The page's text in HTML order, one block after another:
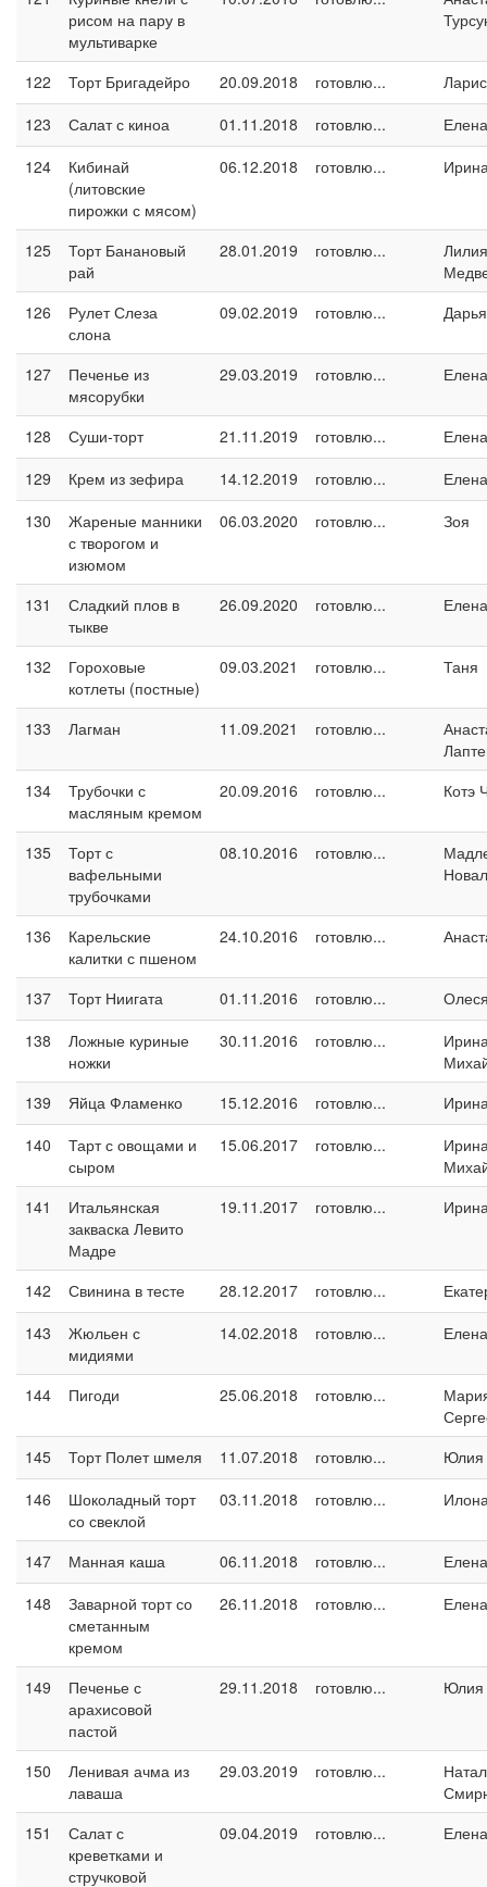
рисом на пару в
мультиварке
122 Торт Бригадейро 20.09.2018 готовлю...
123
Салат с киноа 01.11.2018 готовлю...
124
Кибинай
(литовские
пирожки с мясом)
06.12.2018 готовлю...
125
Торт Банановый
рай
28.01.2019 готовлю...
Лилия
126
Рулет Слеза
слона
09.02.2019 готовлю... Дарья
127
Печенье из
мясорубки
29.03.2019 готовлю...
128 Суши-торт 21.11.2019 готовлю...
129
Крем из зефира 14.12.2019 готовлю...
130
Жареные манники
с творогом и
изюмом
06.03.2020 готовлю... Зоя
131
Сладкий плов в
тыкве
26.09.2020 готовлю...
132
Гороховые
котлеты (постные)
09.03.2021 готовлю... Таня
133 Лагман 11.09.2021 готовлю...
134
Трубочки с
масляным кремом
20.09.2016 готовлю... Котэ
135
Торт с
вафельными
трубочками
08.10.2016 готовлю...
136
Карельские
калитки с пшеном
24.10.2016 готовлю...
137 Торт Ниигата 01.11.2016 готовлю...
138
Ложные куриные
ножки
30.11.2016 готовлю...
139
Яйца Фламенко 15.12.2016 готовлю...
140
Тарт с овощами и
сыром
15.06.2017 готовлю...
141
Итальянская
закваска Левито
Мадре
19.11.2017 готовлю...
142 Свинина в тесте 28.12.2017 готовлю...
143
Жюльен с
мидиями
14.02.2018 готовлю...
144 Пигоди 25.06.2018 готовлю...
145
Торт Полет шмеля 11.07.2018 готовлю...
Юлия
146
Шоколадный торт
со свеклой
03.11.2018 готовлю...
147 Манная каша 06.11.2018 готовлю...
148
Заварной торт со
сметанным
кремом
26.11.2018 готовлю...
149
Печенье с
арахисовой
пастой
29.11.2018 готовлю... Юлия
150
Ленивая ачма из
лаваша
29.03.2019 готовлю...
151
Салат с
креветками и
стручковой
09.04.2019 готовлю...